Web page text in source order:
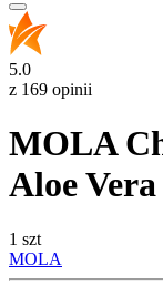
5.0
z 169 opinii
MOLA
Aloe
1 szt
MOLA